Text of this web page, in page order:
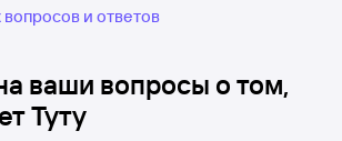
и ответов
ваши вопросы о том,
Туту